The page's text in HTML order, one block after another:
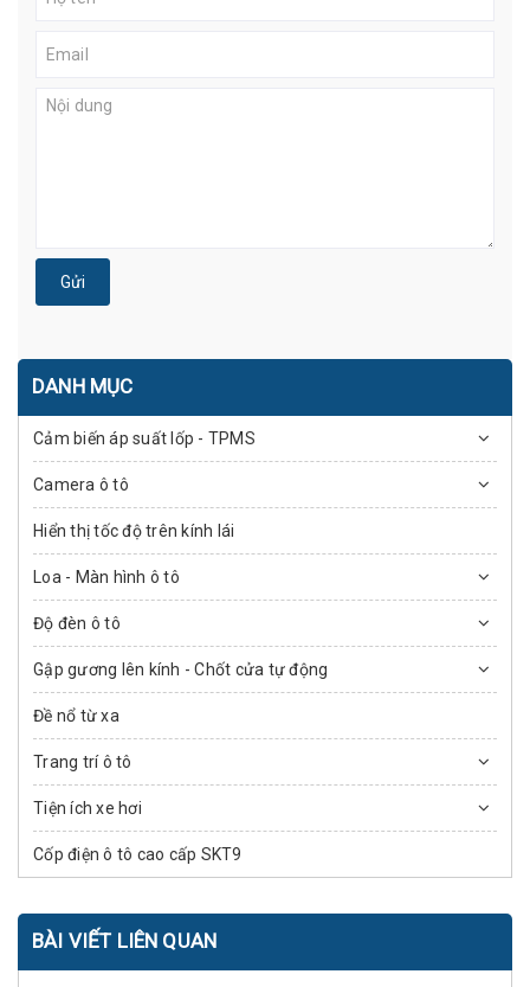
Gửi
DANH MỤC
Cảm biến áp suất lốp - TPMS
Camera ô tô
Hiển thị tốc độ trên kính lái
Loa - Màn hình ô tô
Độ đèn ô tô
Gập gương lên kính - Chốt cửa tự động
Đề nổ từ xa
Trang trí ô tô
Tiện ích xe hơi
Cốp điện ô tô cao cấp SKT9
BÀI VIẾT LIÊN QUAN